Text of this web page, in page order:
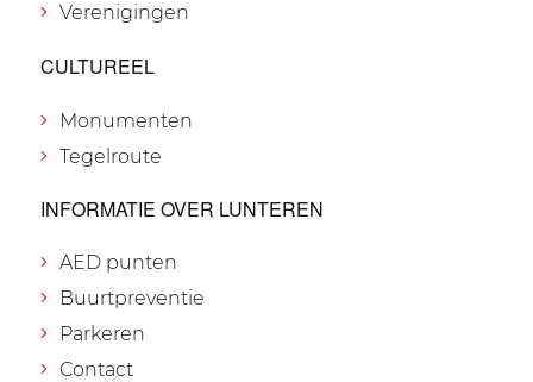
Verenigingen
CULTUREEL
Monumenten
Tegelroute
INFORMATIE OVER LUNTEREN
AED punten
Buurtpreventie
Parkeren
Contact